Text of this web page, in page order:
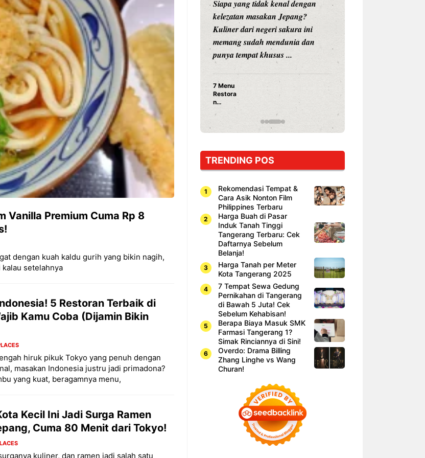
Vanilla Premium Cuma Rp 8
dengan kuah kaldu gurih yang bikin nagih,
setelahnya
5 Restoran Terbaik di
Kamu Coba (Dijamin Bikin
hiruk pikuk Tokyo yang penuh dengan
masakan Indonesia justru jadi primadona?
yang kuat, beragamnya menu,
Kecil Ini Jadi Surga Ramen
Cuma 80 Menit dari Tokyo!
kuliner, dan ramen jadi salah satu
can
Pesta All
Pernah gak sih kamu mulai
ngerjain sesuatu cuma buat iseng-
iseng, eh ternyata malah jadi
peluang bisnis yang
menguntungkan? Nah, itulah ...
Dari Iseng Jadi Cuan: Kisah
TUM_ATUL yang Ubah
Hampers Jadi Bisnis Kece
Siapa yang tidak kenal dengan
kelezatan masakan Jepang?
Kuliner dari negeri sakura ini
memang sudah mendunia dan
punya tempat khusus ...
7 Menu
Restora
n
yang
Dicoba,
Cuma
Sushi!
TRENDING POS
Rekomendasi Tempat &
Cara Asik Nonton Film
Philippines Terbaru
Harga Buah di Pasar
Induk Tanah Tinggi
Tangerang Terbaru: Cek
Daftarnya Sebelum
Belanja!
Harga Tanah per Meter
Kota Tangerang 2025
7 Tempat Sewa Gedung
Pernikahan di Tangerang
di Bawah 5 Juta! Cek
Sebelum Kehabisan!
Berapa Biaya Masuk SMK
Farmasi Tangerang 1?
Simak Rinciannya di Sini!
Overdo: Drama Billing
Zhang Linghe vs Wang
Churan!